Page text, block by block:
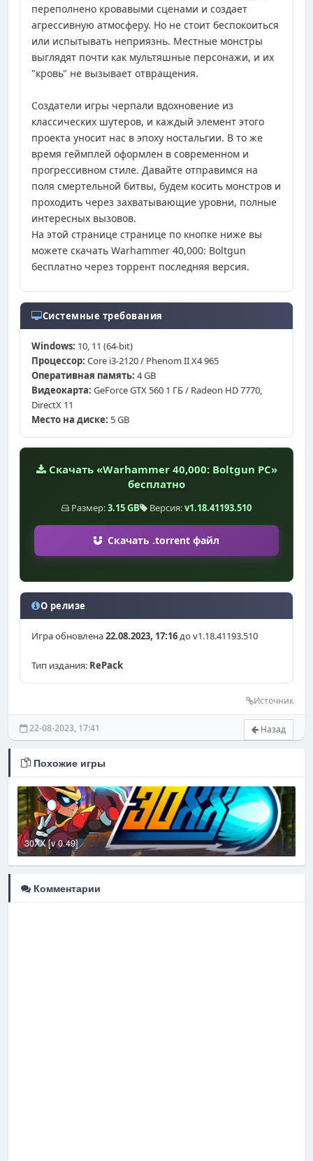
переполнено кровавыми сценами и создает
агрессивную атмосферу. Но не стоит беспокоиться
или испытывать неприязнь. Местные монстры
выглядят почти как мультяшные персонажи, и их
"кровь" не вызывает отвращения.
Создатели игры черпали вдохновение из
классических шутеров, и каждый элемент этого
проекта уносит нас в эпоху ностальгии. В то же
время геймплей оформлен в современном и
прогрессивном стиле. Давайте отправимся на
поля смертельной битвы, будем косить монстров и
проходить через захватывающие уровни, полные
интересных вызовов.
На этой странице странице по кнопке ниже вы
можете скачать Warhammer 40,000: Boltgun
бесплатно через торрент последняя версия.
Системные требования
Windows: 10, 11 (64-bit)
Процессор: Core i3-2120 / Phenom II X4 965
Оперативная память: 4 GB
Видеокарта: GeForce GTX 560 1 ГБ / Radeon HD 7770,
DirectX 11
Место на диске: 5 GB
Скачать «Warhammer 40,000: Boltgun PC»
бесплатно
Размер:3.15 GB Версия:v1.18.41193.510
Скачать .torrent файл
О релизе
Игра обновлена22.08.2023, 17:16до v1.18.41193.510
Тип издания: RePack
Источник
Назад
22-08-2023, 17:41
Похожие игры
30XX [v 0.49]
Комментарии